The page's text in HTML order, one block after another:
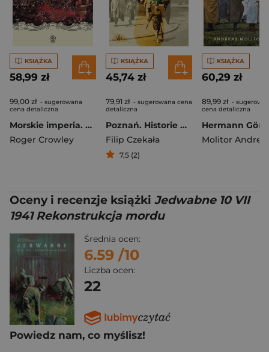
KSIĄŻKA
58,99 zł
99,00 zł - sugerowana
cena detaliczna
Morskie imperia. Batalia o panowanie na Morzu Śródziemnym 1521-1580
Roger Crowley
KSIĄŻKA
45,74 zł
79,91 zł - sugerowana cena
detaliczna
Poznań. Historie nieznane i zapomniane
Filip Czekała
7,5 (2)
KSIĄŻKA
60,29 zł
89,99 zł -
cena detaliczna
Molitor
Oceny i recenzje książki Jedwabne 10 VII
1941 Rekonstrukcja mordu
Średnia ocen:
6.59 /10
Liczba ocen:
22
Powiedz nam, co myślisz!